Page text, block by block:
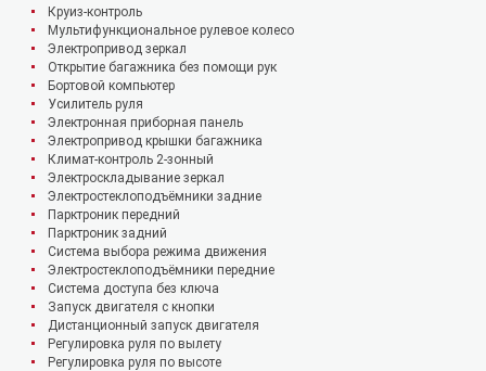
Круиз-контроль
Мультифункциональное рулевое колесо
Электропривод зеркал
Открытие багажника без помощи рук
Бортовой компьютер
Усилитель руля
Электронная приборная панель
Электропривод крышки багажника
Климат-контроль 2-зонный
Электроскладывание зеркал
Электростеклоподъёмники задние
Парктроник передний
Парктроник задний
Система выбора режима движения
Электростеклоподъёмники передние
Система доступа без ключа
Запуск двигателя с кнопки
Дистанционный запуск двигателя
Регулировка руля по вылету
Регулировка руля по высоте